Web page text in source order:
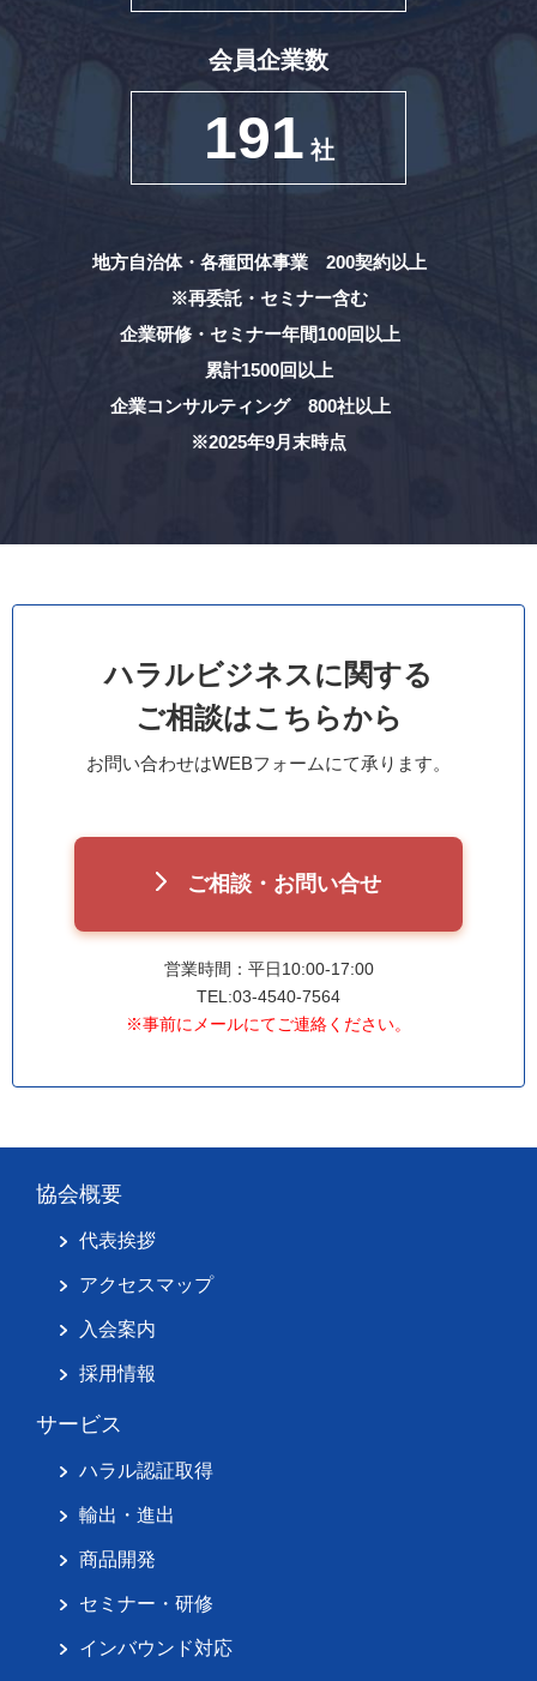
会員企業数
191 社
地方自治体・各種団体事業 200契約以上
※再委託・セミナー含む
企業研修・セミナー年間100回以上
累計1500回以上
企業コンサルティング 800社以上
※2025年9月末時点
ハラルビジネスに関する
ご相談はこちらから
お問い合わせはWEBフォームにて承ります。
ご相談・お問い合せ
営業時間：平日10:00-17:00
TEL:03-4540-7564
※事前にメールにてご連絡ください。
協会概要
代表挨拶
アクセスマップ
入会案内
採用情報
サービス
ハラル認証取得
輸出・進出
商品開発
セミナー・研修
インバウンド対応